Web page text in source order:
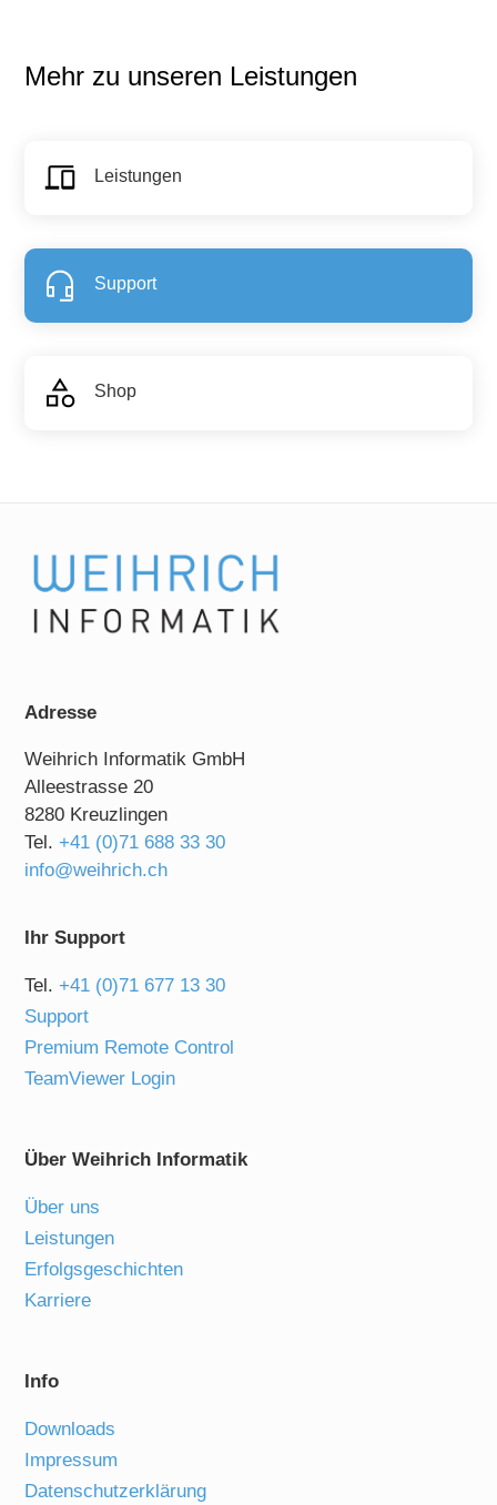
Mehr zu unseren Leistungen
Leistungen
Support
Shop
Adresse
Weihrich Informatik GmbH
Alleestrasse 20
8280 Kreuzlingen
Tel.+41 (0)71 688 33 30
info@weihrich.ch
Ihr Support
Tel.+41 (0)71 677 13 30
Support
Premium Remote Control
TeamViewer Login
Über Weihrich Informatik
Über uns
Leistungen
Erfolgsgeschichten
Karriere
Info
Downloads
Impressum
Datenschutzerklärung